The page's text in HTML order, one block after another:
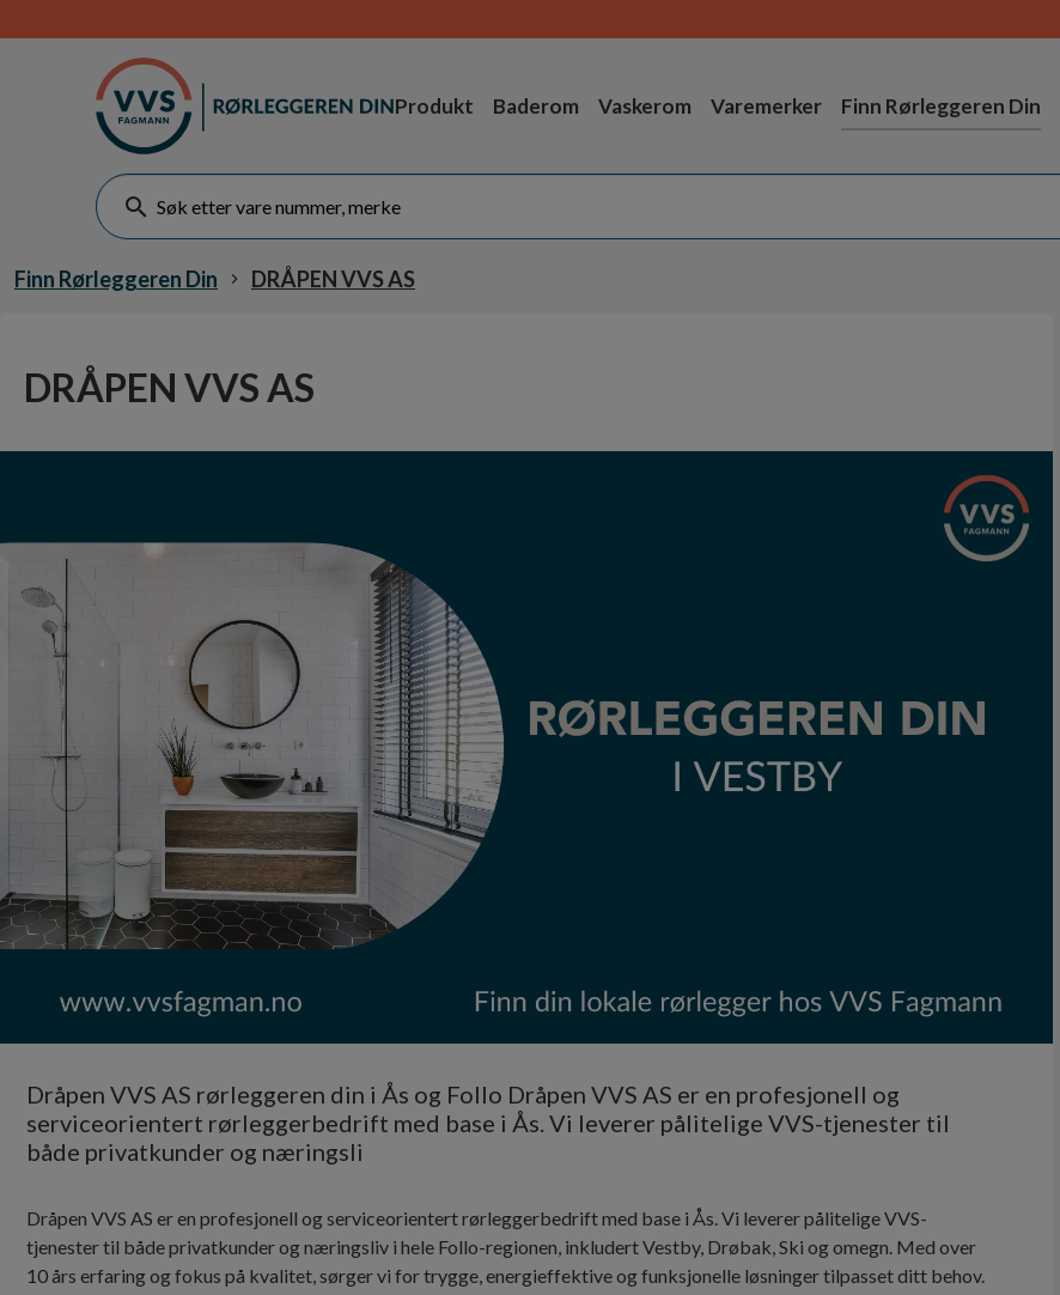
Produkt Baderom Vaskerom Varemerker Finn Rørleggeren Din
Finn Rørleggeren Din DRÅPEN VVS AS
DRÅPEN VVS AS
Dråpen VVS AS rørleggeren din i Ås og Follo Dråpen VVS AS er en profesjonell og
serviceorientert rørleggerbedrift med base i Ås. Vi leverer pålitelige VVS-tjenester til
både privatkunder og næringsli
Dråpen VVS AS er en profesjonell og serviceorientert rørleggerbedrift med base i Ås. Vi leverer pålitelige VVS-
tjenester til både privatkunder og næringsliv i hele Follo-regionen, inkludert Vestby, Drøbak, Ski og omegn. Med over
10 års erfaring og fokus på kvalitet, sørger vi for trygge, energieffektive og funksjonelle løsninger tilpasset ditt behov.